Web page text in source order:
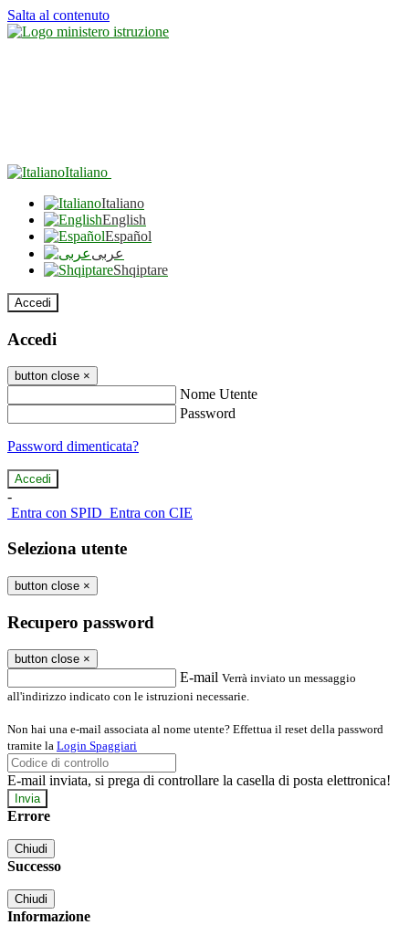
Salta al contenuto
Italiano
Italiano
English
Español
عربى
Shqiptare
Accedi
Accedi
button close ×
Nome Utente
Password
Password dimenticata?
-
Entra con SPID Entra con CIE
Seleziona utente
button close ×
Recupero password
button close ×
E-mail Verrà inviato un messaggio
all'indirizzo indicato con le istruzioni necessarie.
Non hai una e-mail associata al nome utente? Effettua il reset della password
tramite la Login Spaggiari
E-mail inviata, si prega di controllare la casella di posta elettronica!
Errore
Chiudi
Successo
Chiudi
Informazione